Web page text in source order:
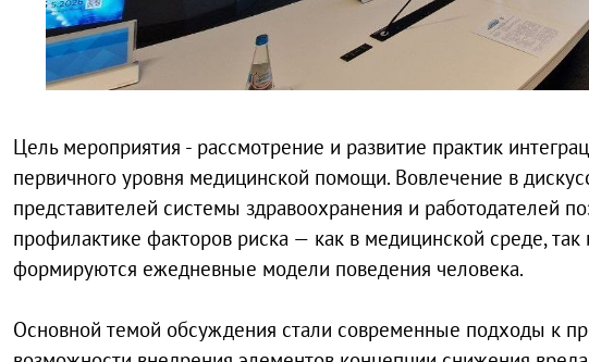
Цель мероприятия - рассмотрение и развитие практик
первичного уровня медицинской помощи. Вовлечение в
представителей системы здравоохранения и работодателей
профилактике факторов риска — как в медицинской среде,
формируются ежедневные модели поведения человека.
Основной темой обсуждения стали современные подходы к